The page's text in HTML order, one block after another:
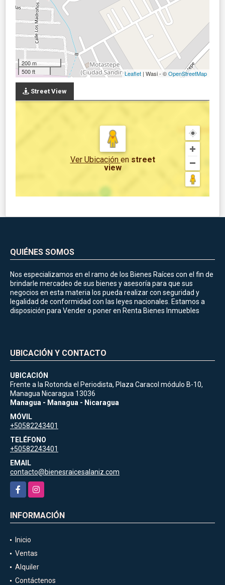
200 m
500 ft
Leaflet | Wasi - ©OpenStreetMap
Street View
Ver Ubicación en street
view
QUIÉNES SOMOS
Nos especializamos en el ramo de los Bienes Raíces con el fin de
brindarle mercadeo de sus bienes y asesoría para que sus
negocios en esta materia los pueda realizar con seguridad y
legalidad de conformidad con las leyes nacionales. Estamos a
disposición para Vender o poner en Renta Bienes Inmuebles
UBICACIÓN Y CONTACTO
UBICACIÓN
Frente a la Rotonda el Periodista, Plaza Caracol módulo B-10,
Managua Nicaragua 13036
Managua - Managua - Nicaragua
MÓVIL
+50582243401
TELÉFONO
+50582243401
EMAIL
contacto@bienesraicesalaniz.com
FacebookInstagram
INFORMACIÓN
Inicio
Ventas
Alquiler
Contáctenos